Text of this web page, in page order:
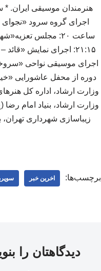
دوره از محفل عاشورایی
وزارت ارشاد، اداره کل
زیباسازی شهرداری
برچسب‌ها: اخرین خبر
دیدگاهتان را